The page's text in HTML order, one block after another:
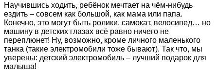
Научившись ходить, ребёнок мечтает на чём-нибудь
ездить – совсем как большой, как мама или папа.
Конечно, это могут быть ролики, самокат, велосипед… но
машину в детских глазах всё равно ничего не
переплюнет! Ну, возможно, кроме личного маленького
танка (такие электромобили тоже бывают). Так что, мы
уверены: детский электромобиль – лучший подарок для
малыша!